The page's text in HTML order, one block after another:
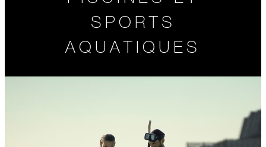
SPORTS
AQUATIQUES